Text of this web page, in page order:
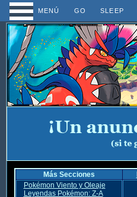
MENÚ GO SLEEP
Más Secciones
Pokémon Viento y Oleaje
Leyendas Pokémon: Z-A